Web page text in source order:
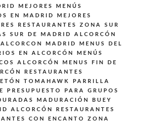
MEJORES MENÚS
EN MADRID
MEJORES
RESTAURANTES ZONA SUR
SUR DE MADRID ALCORCÓN
MADRID
MENUS DEL
EN ALCORCÓN
MENÚS
ALCORCÓN
MENUS FIN DE
RESTAURANTES
TOMAHAWK PARRILLA
PRESUPUESTO PARA GRUPOS
MADURACIÓN BUEY
ALCORCÓN
RESTAURANTES
CON ENCANTO ZONA